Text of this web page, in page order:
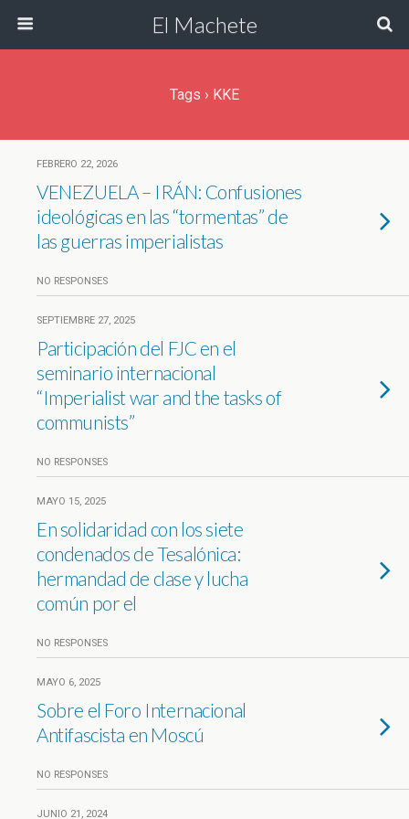
El Machete
Tags › KKE
FEBRERO 22, 2026
VENEZUELA – IRÁN: Confusiones
ideológicas en las “tormentas” de
las guerras imperialistas
NO RESPONSES
SEPTIEMBRE 27, 2025
Participación del FJC en el
seminario internacional
“Imperialist war and the tasks of
communists”
NO RESPONSES
MAYO 15, 2025
En solidaridad con los siete
condenados de Tesalónica:
hermandad de clase y lucha
común por el
NO RESPONSES
MAYO 6, 2025
Sobre el Foro Internacional
Antifascista en Moscú
NO RESPONSES
JUNIO 21, 2024